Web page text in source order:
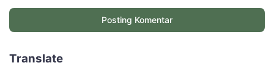
Posting Komentar
Translate